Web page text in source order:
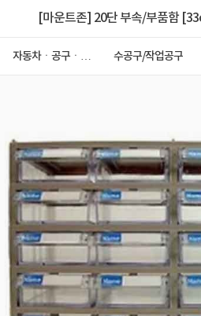
[마운트존] 20단 부속/부품함 [33cm x 22cm x
자동차ㆍ공구ㆍ안
수공구/작업공구